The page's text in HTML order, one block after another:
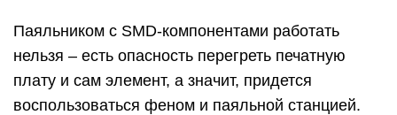
Паяльником с SMD-компонентами работать
нельзя – есть опасность перегреть печатную
плату и сам элемент, а значит, придется
воспользоваться феном и паяльной станцией.